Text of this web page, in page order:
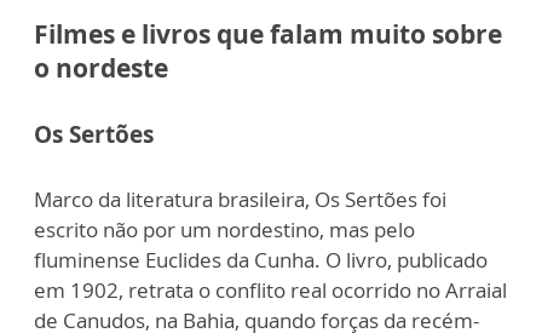
Filmes e livros que falam muito sobre
o nordeste
Os Sertões
Marco da literatura brasileira, Os Sertões foi
escrito não por um nordestino, mas pelo
fluminense Euclides da Cunha. O livro, publicado
em 1902, retrata o conflito real ocorrido no Arraial
de Canudos, na Bahia, quando forças da recém-